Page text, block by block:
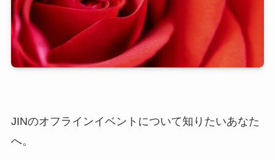
JINのオフラインイベントについて知りたいあなた
へ。